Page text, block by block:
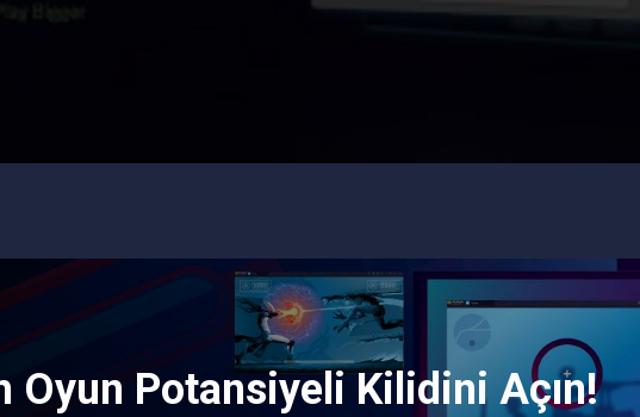
Oyun Potansiyeli Kilidini Açın!